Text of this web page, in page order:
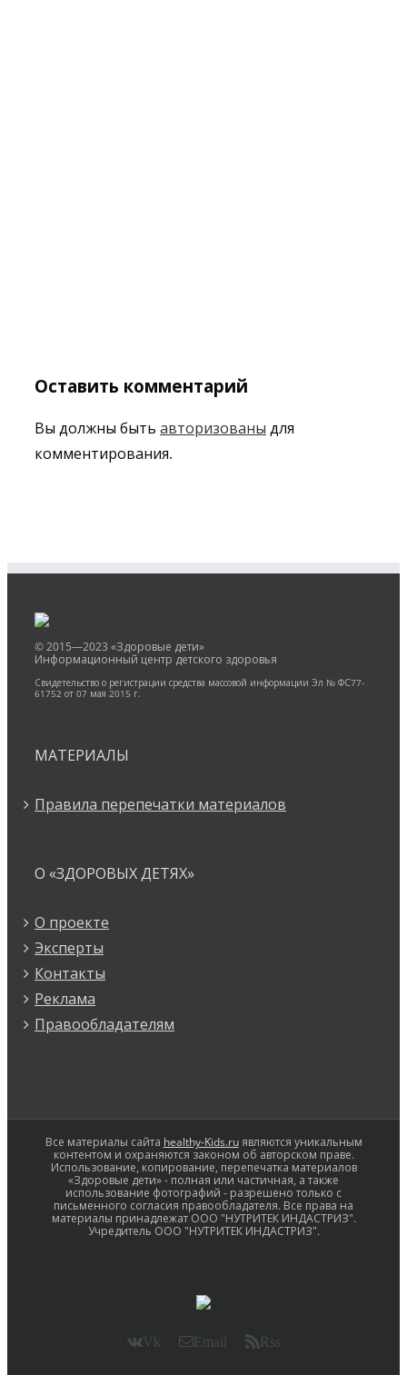
Оставить комментарий
Вы должны быть авторизованы для
комментирования.
© 2015—2023 «Здоровые дети»
Информационный центр детского здоровья
Свидетельство о регистрации средства массовой информации Эл № ФС77-
61752 от 07 мая 2015 г.
МАТЕРИАЛЫ
Правила перепечатки материалов
О «ЗДОРОВЫХ ДЕТЯХ»
О проекте
Эксперты
Контакты
Реклама
Правообладателям
Все материалы сайта healthy-Kids.ruявляются уникальным
контентом и охраняются законом об авторском праве.
Использование, копирование, перепечатка материалов
«Здоровые дети» - полная или частичная, а также
использование фотографий - разрешено только с
письменного согласия правообладателя. Все права на
материалы принадлежат ООО "НУТРИТЕК ИНДАСТРИЗ".
Учредитель ООО "НУТРИТЕК ИНДАСТРИЗ".
Vk Email Rss